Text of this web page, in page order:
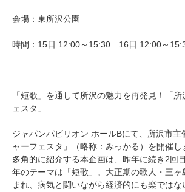
会場：東所沢公園
時間：15日 12:00～15:30 16日 12:00～
「短歌」を通して所沢の魅力を再発見！「
ェスタ」
ジャパンパビリオン ホールBにて、所沢市主
ャーフェスタ」（略称：みっかる）を開催
多角的に紹介する本企画は、昨年に続き2回
年のテーマは「短歌」。大正期の歌人・三ヶ
まれ、病気と闘いながら経済的にも楽では